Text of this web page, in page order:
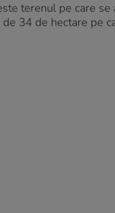
terenul pe care se
34 de hectare pe